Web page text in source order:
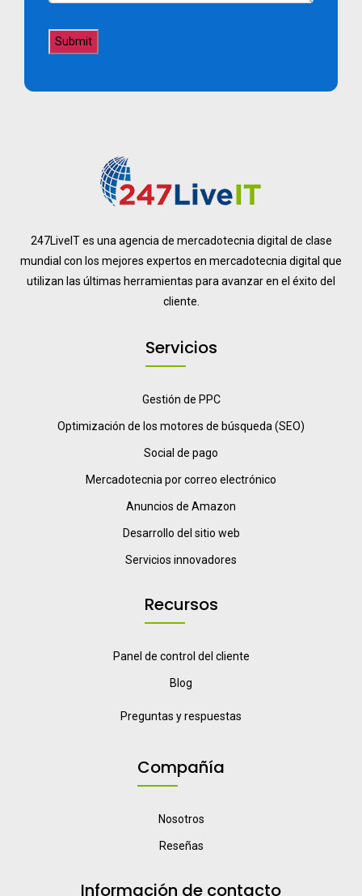
247LiveIT es una agencia de mercadotecnia digital de clase
mundial con los mejores expertos en mercadotecnia digital que
utilizan las últimas herramientas para avanzar en el éxito del
cliente.
Servicios
Gestión de PPC
Optimización de los motores de búsqueda (SEO)
Social de pago
Mercadotecnia por correo electrónico
Anuncios de Amazon
Desarrollo del sitio web
Servicios innovadores
Recursos
Panel de control del cliente
Blog
Preguntas y respuestas
Compañía
Nosotros
Reseñas
Información de contacto